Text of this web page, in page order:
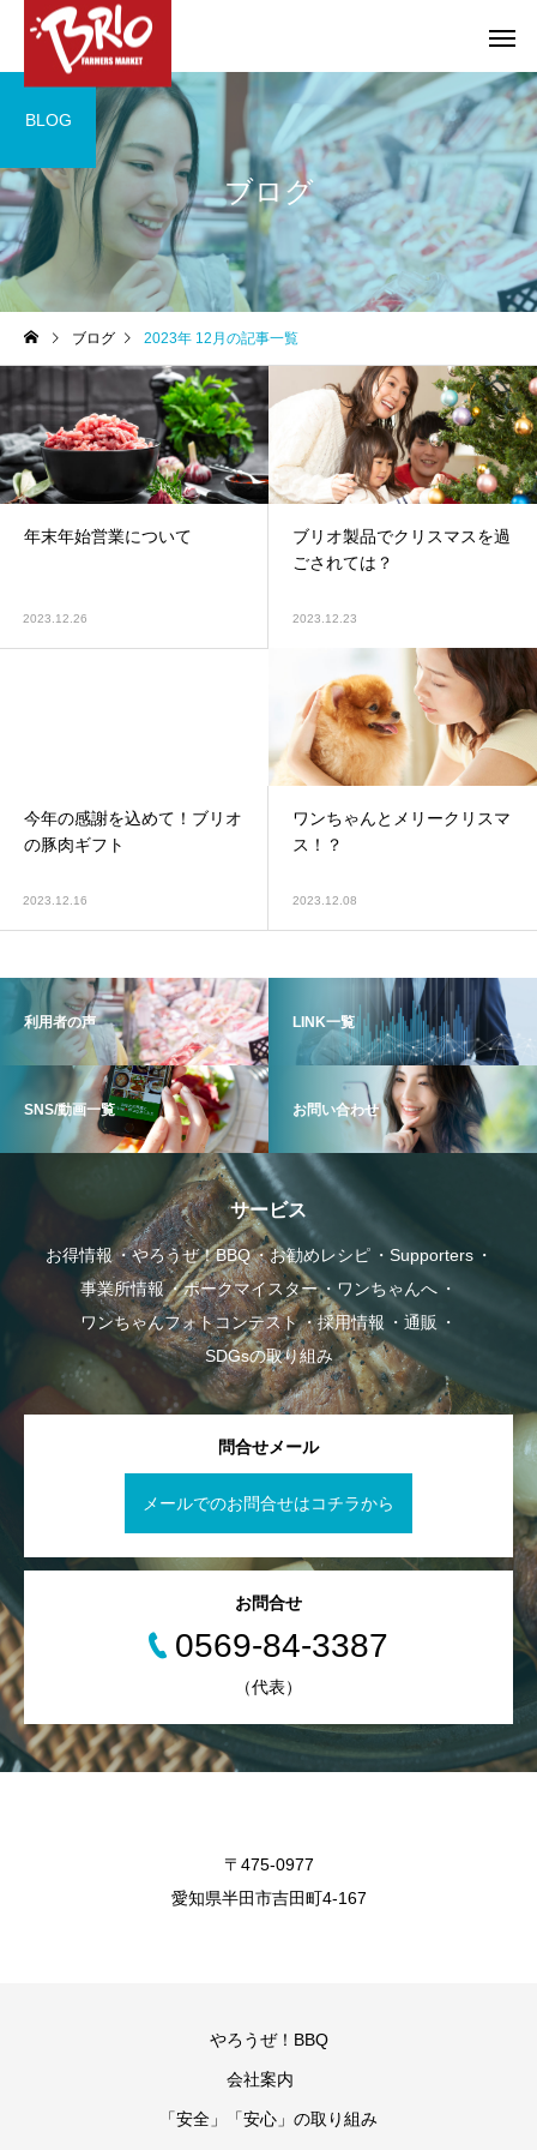
お得情報 やろうぜ！BBQ
事業所情報
ポークマイスター
COMPANY
特選ギフトのご案内
COMPANY
大府店・東海店 営業
のお知らせ
ブログ
BLOG
ブログ 2023年 12月の記事一覧
年末年始営業について
2023.12.26
ブリオ製品でクリスマスを過
ごされては？
2023.12.23
今年の感謝を込めて！ブリオ
の豚肉ギフト
2023.12.16
ワンちゃんとメリークリスマ
ス！？
2023.12.08
利用者の声 LINK一覧
SNS/動画一覧 お問い合わせ
サービス
お得情報 やろうぜ！BBQ お勧めレシピ
Supporters
事業所情報
ポークマイスター
ワンちゃんへ
ワンちゃんフォトコンテスト
採用情報
通販
SDGsの取り組み
問合せメール
メールでのお問合せはコチラから
お問合せ
0569-84-3387
（代表）
〒475-0977
愛知県半田市吉田町4-167
やろうぜ！BBQ
会社案内
「安全」「安心」の取り組み